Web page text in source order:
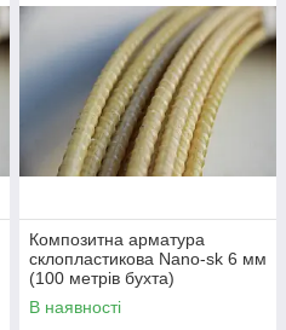
Композитна арматура
склопластикова Nano-sk 6 мм
(100 метрів бухта)
В наявності